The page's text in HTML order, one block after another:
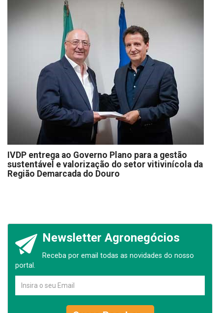
IVDP entrega ao Governo Plano para a gestão
sustentável e valorização do setor vitivinícola da
Região Demarcada do Douro
Newsletter Agronegócios
Receba por email todas as novidades do nosso
portal.